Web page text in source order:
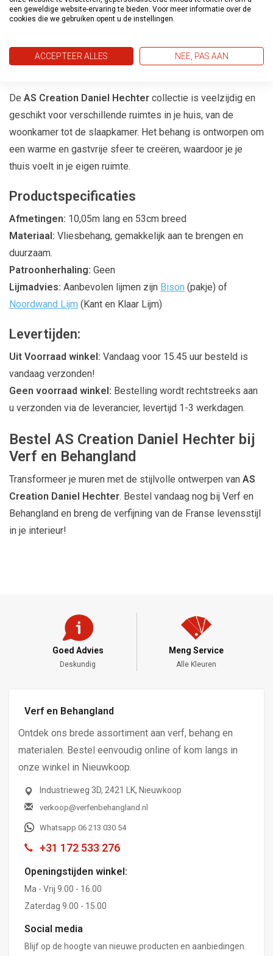
uitnodigende omgeving. Laat je inspireren door de
collectie biedt.
De AS Creation Daniel Hechter collectie is veelzijdig en
geschikt voor verschillende ruimtes in je huis, van de
woonkamer tot de slaapkamer. Het behang is ontworpen om
een warme en gastvrije sfeer te creëren, waardoor je je
thuis voelt in je eigen ruimte.
Productspecificaties
Afmetingen: 10,05m lang en 53cm breed
Materiaal: Vliesbehang, gemakkelijk aan te brengen en
duurzaam.
Patroonherhaling: Geen
Lijmadvies: Aanbevolen lijmen zijn Bison (pakje) of
Noordwand Lijm (Kant en Klaar Lijm)
Levertijden:
Uit Voorraad winkel: Vandaag voor 15.45 uur besteld is
vandaag verzonden!
Geen voorraad winkel: Bestelling wordt rechtstreeks aan
u verzonden via de leverancier, levertijd 1-3 werkdagen.
Bestel AS Creation Daniel Hechter bij
Verf en Behangland
Transformeer je muren met de stijlvolle ontwerpen van AS
Creation Daniel Hechter. Bestel vandaag nog bij Verf en
Behangland en breng de verfijning van de Franse levensstijl
in je interieur!
Goed Advies
Deskundig
Meng Service
Alle Kleuren
Verf en Behangland
Ontdek ons brede assortiment aan verf, behang en
materialen. Bestel eenvoudig online of kom langs in
onze winkel in Nieuwkoop.
Industrieweg 3D, 2421 LK, Nieuwkoop
verkoop@verfenbehangland.nl
Whatsapp 06 213 030 54
+31 172 533 276
Openingstijden winkel:
Ma - Vrij 9.00 - 16.00
Zaterdag 9.00 - 15.00
Social media
Blijf op de hoogte van nieuwe producten en aanbiedingen.
een geweldige website-ervaring te bieden. Voor meer informatie over de
cookies die we gebruiken opent u de instellingen.
ACCEPTEER ALLES NEE, PAS AAN